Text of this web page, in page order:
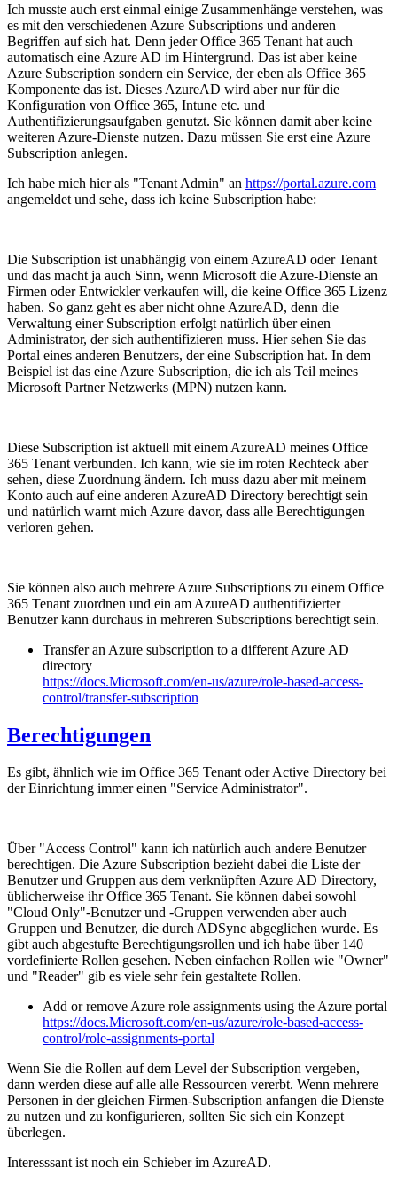
Ich musste auch erst einmal einige Zusammenhänge verstehen, was
es mit den verschiedenen Azure Subscriptions und anderen
Begriffen auf sich hat. Denn jeder Office 365 Tenant hat auch
automatisch eine Azure AD im Hintergrund. Das ist aber keine
Azure Subscription sondern ein Service, der eben als Office 365
Komponente das ist. Dieses AzureAD wird aber nur für die
Konfiguration von Office 365, Intune etc. und
Authentifizierungsaufgaben genutzt. Sie können damit aber keine
weiteren Azure-Dienste nutzen. Dazu müssen Sie erst eine Azure
Subscription anlegen.
Ich habe mich hier als "Tenant Admin" an https://portal.azure.com
angemeldet und sehe, dass ich keine Subscription habe:
Die Subscription ist unabhängig von einem AzureAD oder Tenant
und das macht ja auch Sinn, wenn Microsoft die Azure-Dienste an
Firmen oder Entwickler verkaufen will, die keine Office 365 Lizenz
haben. So ganz geht es aber nicht ohne AzureAD, denn die
Verwaltung einer Subscription erfolgt natürlich über einen
Administrator, der sich authentifizieren muss. Hier sehen Sie das
Portal eines anderen Benutzers, der eine Subscription hat. In dem
Beispiel ist das eine Azure Subscription, die ich als Teil meines
Microsoft Partner Netzwerks (MPN) nutzen kann.
Diese Subscription ist aktuell mit einem AzureAD meines Office
365 Tenant verbunden. Ich kann, wie sie im roten Rechteck aber
sehen, diese Zuordnung ändern. Ich muss dazu aber mit meinem
Konto auch auf eine anderen AzureAD Directory berechtigt sein
und natürlich warnt mich Azure davor, dass alle Berechtigungen
verloren gehen.
Sie können also auch mehrere Azure Subscriptions zu einem Office
365 Tenant zuordnen und ein am AzureAD authentifizierter
Benutzer kann durchaus in mehreren Subscriptions berechtigt sein.
Transfer an Azure subscription to a different Azure AD
directory
https://docs.Microsoft.com/en-us/azure/role-based-access-
control/transfer-subscription
Berechtigungen
Es gibt, ähnlich wie im Office 365 Tenant oder Active Directory bei
der Einrichtung immer einen "Service Administrator".
Über "Access Control" kann ich natürlich auch andere Benutzer
berechtigen. Die Azure Subscription bezieht dabei die Liste der
Benutzer und Gruppen aus dem verknüpften Azure AD Directory,
üblicherweise ihr Office 365 Tenant. Sie können dabei sowohl
"Cloud Only"-Benutzer und -Gruppen verwenden aber auch
Gruppen und Benutzer, die durch ADSync abgeglichen wurde. Es
gibt auch abgestufte Berechtigungsrollen und ich habe über 140
vordefinierte Rollen gesehen. Neben einfachen Rollen wie "Owner"
und "Reader" gib es viele sehr fein gestaltete Rollen.
Add or remove Azure role assignments using the Azure portal
https://docs.Microsoft.com/en-us/azure/role-based-access-
control/role-assignments-portal
Wenn Sie die Rollen auf dem Level der Subscription vergeben,
dann werden diese auf alle alle Ressourcen vererbt. Wenn mehrere
Personen in der gleichen Firmen-Subscription anfangen die Dienste
zu nutzen und zu konfigurieren, sollten Sie sich ein Konzept
überlegen.
Interesssant ist noch ein Schieber im AzureAD.